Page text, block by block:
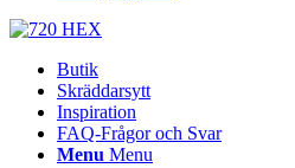
Butik
Skräddarsytt
Inspiration
FAQ-Frågor och Svar
Menu Menu